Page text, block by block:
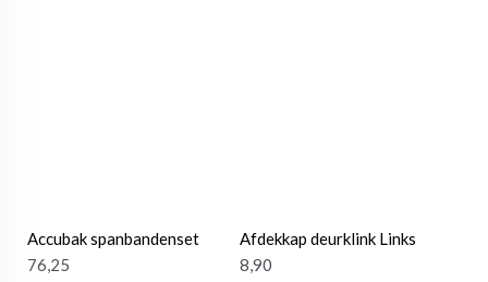
Accubak spanbandenset
76,25
Afdekkap deurklink Links
8,90